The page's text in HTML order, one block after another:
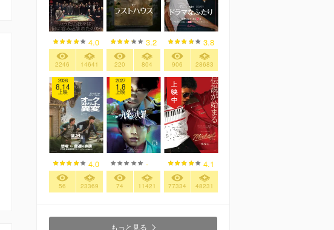
4.0
2246 14641
3.2
220 804
3.8
906 28683
2026
8.14
上映
4.0
56 23369
2027
1.8
上映
-
74 11421
4.1
77334 48231
もっと見る